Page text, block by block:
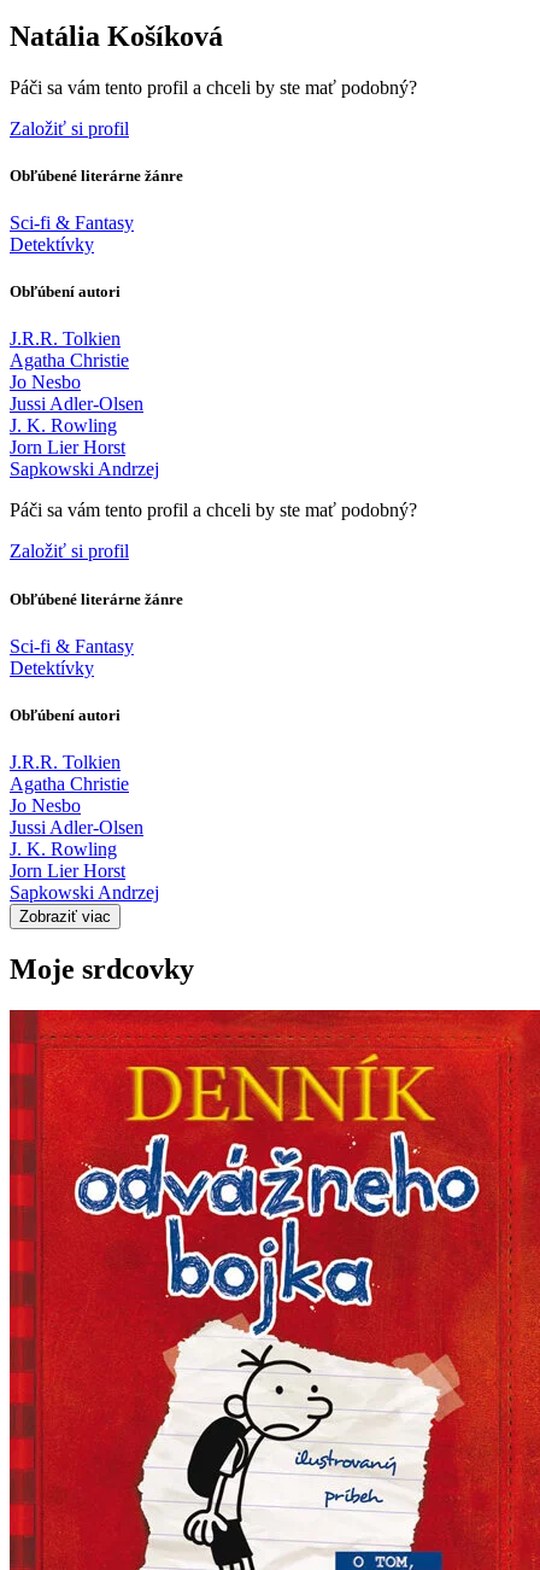
Natália Košíková
Páči sa vám tento profil a chceli by ste mať podobný?
Založiť si profil
Obľúbené literárne žánre
Sci-fi & Fantasy
Detektívky
Obľúbení autori
J.R.R. Tolkien
Agatha Christie
Jo Nesbo
Jussi Adler-Olsen
J. K. Rowling
Jorn Lier Horst
Sapkowski Andrzej
Páči sa vám tento profil a chceli by ste mať podobný?
Založiť si profil
Obľúbené literárne žánre
Sci-fi & Fantasy
Detektívky
Obľúbení autori
J.R.R. Tolkien
Agatha Christie
Jo Nesbo
Jussi Adler-Olsen
J. K. Rowling
Jorn Lier Horst
Sapkowski Andrzej
Zobraziť viac
Moje srdcovky